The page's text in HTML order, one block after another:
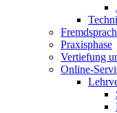
Praxisphase
Vertiefung
Online-